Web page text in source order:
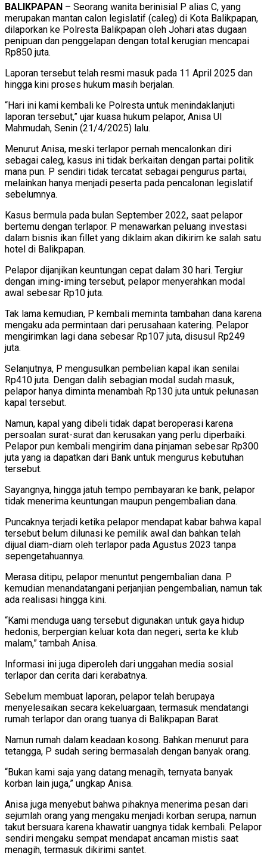
BALIKPAPAN – Seorang wanita berinisial P alias C, yang
merupakan mantan calon legislatif (caleg) di Kota Balikpapan,
dilaporkan ke Polresta Balikpapan oleh Johari atas dugaan
penipuan dan penggelapan dengan total kerugian mencapai
Rp850 juta.
Laporan tersebut telah resmi masuk pada 11 April 2025 dan
hingga kini proses hukum masih berjalan.
“Hari ini kami kembali ke Polresta untuk menindaklanjuti
laporan tersebut,” ujar kuasa hukum pelapor, Anisa Ul
Mahmudah, Senin (21/4/2025) lalu.
Menurut Anisa, meski terlapor pernah mencalonkan diri
sebagai caleg, kasus ini tidak berkaitan dengan partai politik
mana pun. P sendiri tidak tercatat sebagai pengurus partai,
melainkan hanya menjadi peserta pada pencalonan legislatif
sebelumnya.
Kasus bermula pada bulan September 2022, saat pelapor
bertemu dengan terlapor. P menawarkan peluang investasi
dalam bisnis ikan fillet yang diklaim akan dikirim ke salah satu
hotel di Balikpapan.
Pelapor dijanjikan keuntungan cepat dalam 30 hari. Tergiur
dengan iming-iming tersebut, pelapor menyerahkan modal
awal sebesar Rp10 juta.
Tak lama kemudian, P kembali meminta tambahan dana karena
mengaku ada permintaan dari perusahaan katering. Pelapor
mengirimkan lagi dana sebesar Rp107 juta, disusul Rp249
juta.
Selanjutnya, P mengusulkan pembelian kapal ikan senilai
Rp410 juta. Dengan dalih sebagian modal sudah masuk,
pelapor hanya diminta menambah Rp130 juta untuk pelunasan
kapal tersebut.
Namun, kapal yang dibeli tidak dapat beroperasi karena
persoalan surat-surat dan kerusakan yang perlu diperbaiki.
Pelapor pun kembali mengirim dana pinjaman sebesar Rp300
juta yang ia dapatkan dari Bank untuk mengurus kebutuhan
tersebut.
Sayangnya, hingga jatuh tempo pembayaran ke bank, pelapor
tidak menerima keuntungan maupun pengembalian dana.
Puncaknya terjadi ketika pelapor mendapat kabar bahwa kapal
tersebut belum dilunasi ke pemilik awal dan bahkan telah
dijual diam-diam oleh terlapor pada Agustus 2023 tanpa
sepengetahuannya.
Merasa ditipu, pelapor menuntut pengembalian dana. P
kemudian menandatangani perjanjian pengembalian, namun tak
ada realisasi hingga kini.
“Kami menduga uang tersebut digunakan untuk gaya hidup
hedonis, berpergian keluar kota dan negeri, serta ke klub
malam,” tambah Anisa.
Informasi ini juga diperoleh dari unggahan media sosial
terlapor dan cerita dari kerabatnya.
Sebelum membuat laporan, pelapor telah berupaya
menyelesaikan secara kekeluargaan, termasuk mendatangi
rumah terlapor dan orang tuanya di Balikpapan Barat.
Namun rumah dalam keadaan kosong. Bahkan menurut para
tetangga, P sudah sering bermasalah dengan banyak orang.
“Bukan kami saja yang datang menagih, ternyata banyak
korban lain juga,” ungkap Anisa.
Anisa juga menyebut bahwa pihaknya menerima pesan dari
sejumlah orang yang mengaku menjadi korban serupa, namun
takut bersuara karena khawatir uangnya tidak kembali. Pelapor
sendiri mengaku sempat mendapat ancaman mistis saat
menagih, termasuk dikirimi santet.